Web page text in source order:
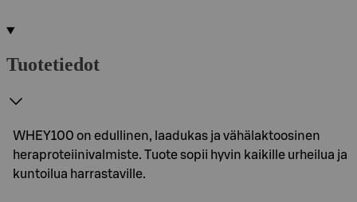
Tuotetiedot
WHEY100 on edullinen, laadukas ja vähälaktoosinen
heraproteiinivalmiste. Tuote sopii hyvin kaikille urheilua ja
kuntoilua harrastaville.